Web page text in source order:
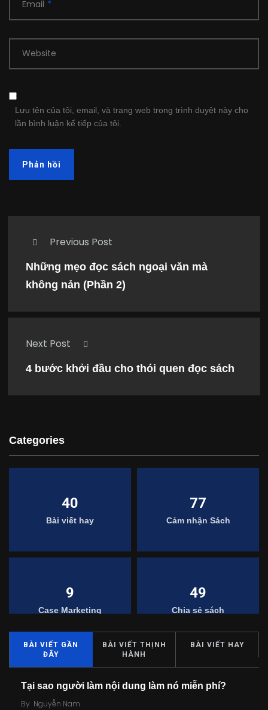
Email *
Website
Lưu tên của tôi, email, và trang web trong trình duyệt này cho
lần bình luận kế tiếp của tôi.
Previous Post
Những mẹo đọc sách ngoại văn mà
không nản (Phần 2)
Next Post
4 bước khởi đầu cho thói quen đọc sách
Categories
40
Bài viết hay
77
Cảm nhận Sách
9
Case Marketing
49
Chia sẻ sách
7
Chuyện của mình
0
BÀI VIẾT GẦN
ĐÂY
BÀI VIẾT THỊNH
HÀNH
BÀI VIẾT HAY
Tại sao người làm nội dung làm nó miễn phí?
By Nguyễn Nam